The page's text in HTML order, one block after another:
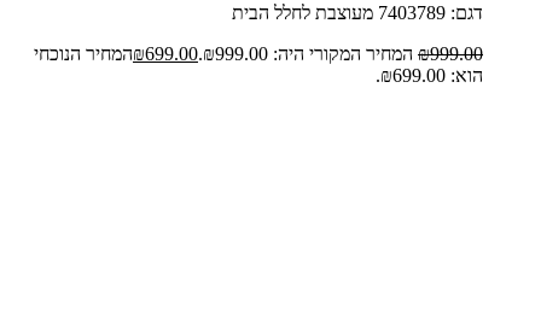
דגם: 7403789 מעוצבת לחלל הבית
₪999.00 המחיר המקורי היה: ₪999.00. ₪699.00
המחיר הנוכחי
הוא: ₪699.00.